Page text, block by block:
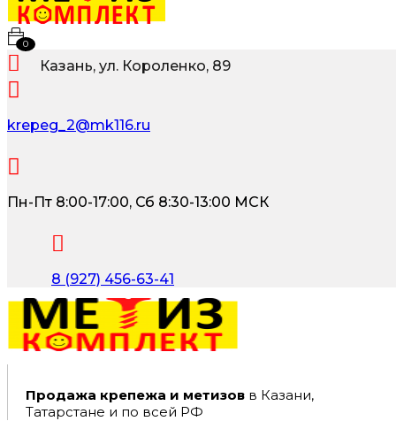
0
Казань, ул. Короленко, 89
krepeg_2@mk116.ru
Пн-Пт 8:00-17:00, Сб 8:30-13:00 МСК
8 (927) 456-63-41
Продажа крепежа и метизов в Казани,
Татарстане и по всей РФ